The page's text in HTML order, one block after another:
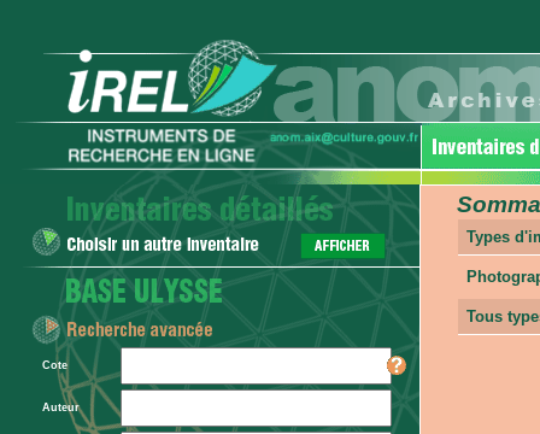
Cote
Auteur
Types
Tous